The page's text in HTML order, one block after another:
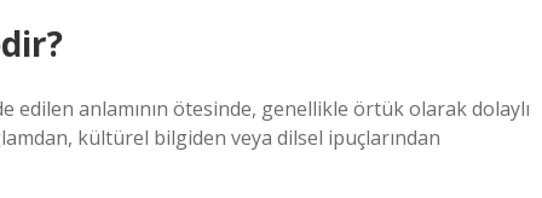
anlamının ötesinde, genellikle örtük olarak dolaylı
kültürel bilgiden veya dilsel ipuçlarından